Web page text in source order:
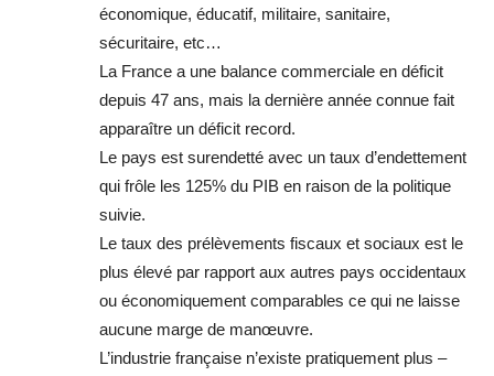
économique, éducatif, militaire, sanitaire,
sécuritaire, etc…
La France a une balance commerciale en déficit
depuis 47 ans, mais la dernière année connue fait
apparaître un déficit record.
Le pays est surendetté avec un taux d’endettement
qui frôle les 125% du PIB en raison de la politique
suivie.
Le taux des prélèvements fiscaux et sociaux est le
plus élevé par rapport aux autres pays occidentaux
ou économiquement comparables ce qui ne laisse
aucune marge de manœuvre.
L’industrie française n’existe pratiquement plus –